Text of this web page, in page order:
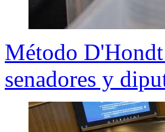
Método
senadores y